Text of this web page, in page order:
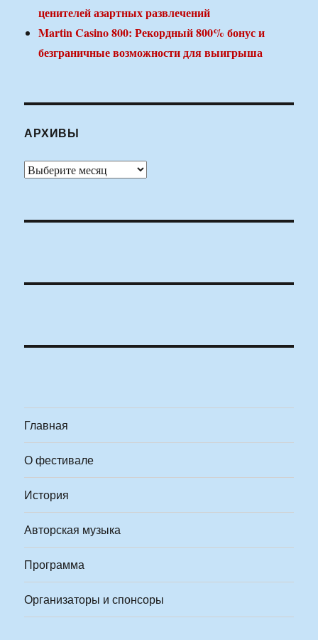
ценителей азартных развлечений
Martin Casino 800: Рекордный 800% бонус и
безграничные возможности для выигрыша
АРХИВЫ
Архивы
Главная
О фестивале
История
Авторская музыка
Программа
Организаторы и спонсоры